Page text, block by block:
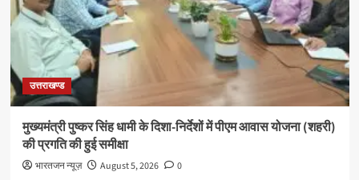
उत्तराखण्ड
मुख्यमंत्री पुष्कर सिंह धामी के दिशा-निर्देशों में पीएम आवास योजना (शहरी)
की प्रगति की हुई समीक्षा
भारतजन न्यूज़ August 5, 2026 0